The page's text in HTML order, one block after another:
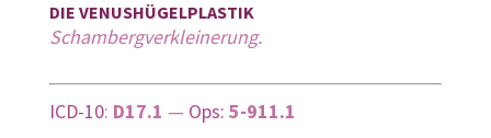
DIE VENUSHÜGELPLASTIK
Schambergverkleinerung.
ICD-10: D17.1 — Ops: 5-911.1